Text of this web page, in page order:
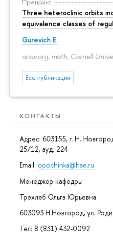
Three heteroclinic orbits
equivalence classes of
Gurevich E.
arxiv.org. math. Cornell
Все публикации
КОНТАКТЫ
Адрес: 603155, г. Н.
25/12, ауд. 224
Email: opochinka@hse.ru
Менеджер кафедры
Трехлеб Ольга Юрьевна
603093 Н.Новгород, ул.
Тел: 8 (831) 432-0092